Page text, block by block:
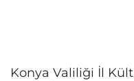
Konya Valiliği İl